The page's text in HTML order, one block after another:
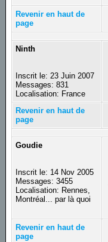
Revenir en haut de
page
Ninth
Inscrit le: 23 Juin 2007
Messages: 831
Localisation: France
Revenir en haut de
page
Goudie
Inscrit le: 14 Nov 2005
Messages: 3455
Localisation: Rennes,
Montréal... par là quoi
Revenir en haut de
page